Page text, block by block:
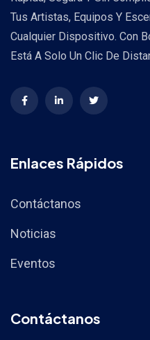
Tus Artistas, Equipos Y
Cualquier Dispositivo. Con
Está A Solo Un Clic De
Enlaces Rápidos
Contáctanos
Noticias
Eventos
Contáctanos